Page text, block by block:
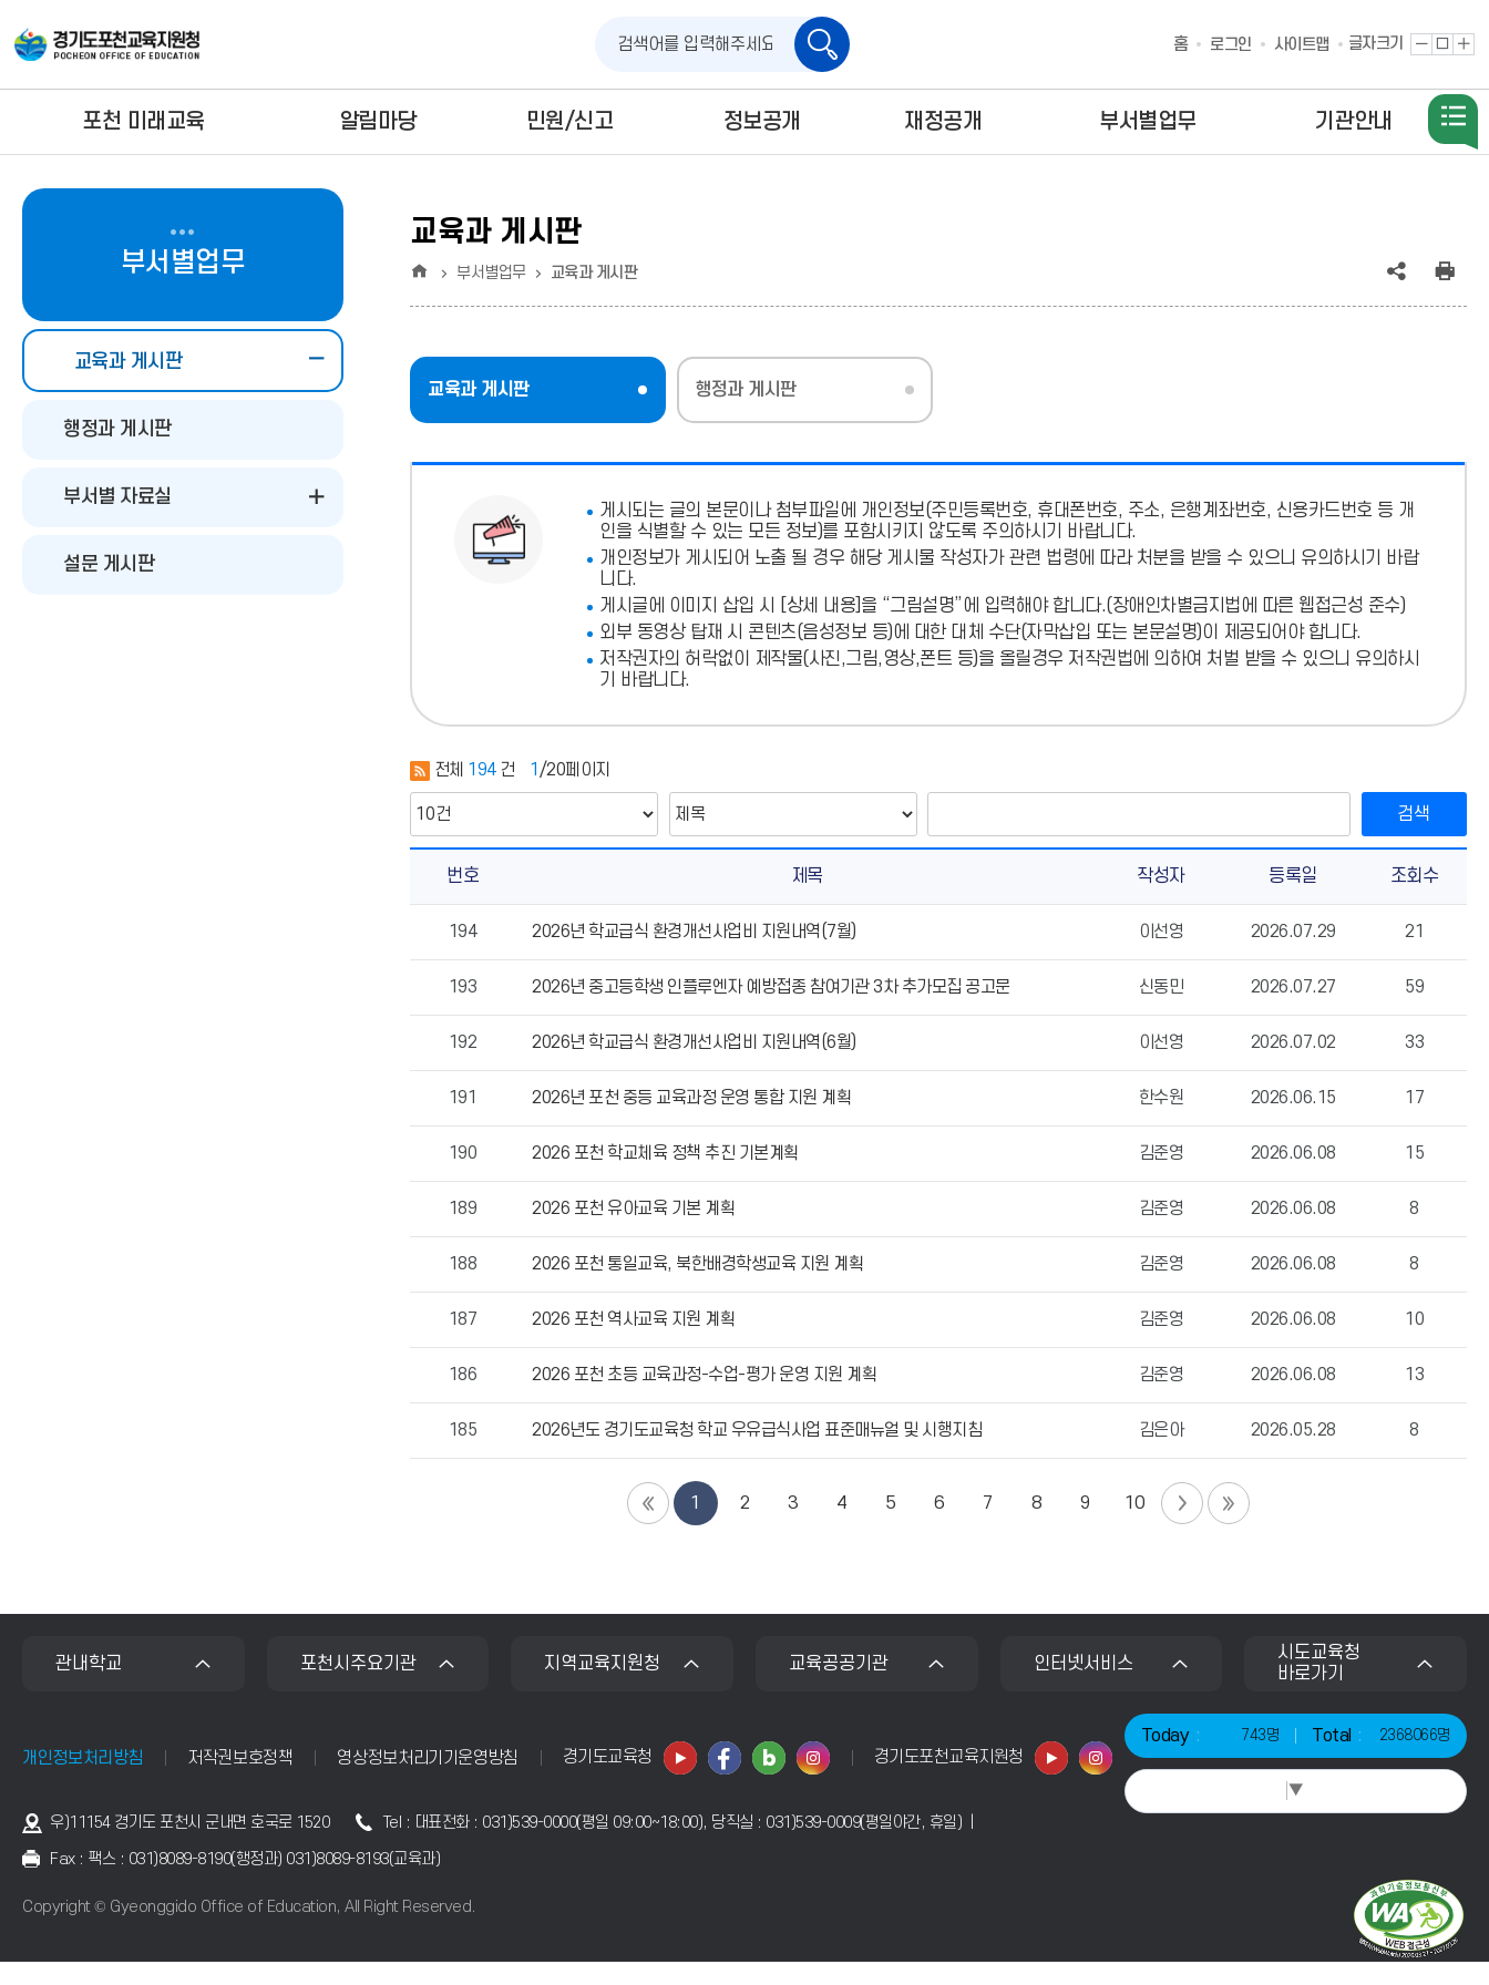
검
색
홈 로그인 사이트맵 글자크기
글
축
원
대
로
글
확
대
포천 미래교육 알림마당 민원/신고 정보공개 재정공개 부서별업무 기관안내
부서별업무
교육과 게시판
행정과 게시판
부서별 자료실
설문 게시판
교육과 게시판
홈 부서별업무 교육과 게시판
공
교육과 게시판 행정과 게시판
게시되는 글의 본문이나 첨부파일에 개인정보(주민등록번호, 휴대폰번호, 주소, 은행계좌번호, 신용카드번호 등 개
인을 식별할 수 있는 모든 정보)를 포함시키지 않도록 주의하시기 바랍니다.
개인정보가 게시되어 노출 될 경우 해당 게시물 작성자가 관련 법령에 따라 처분을 받을 수 있으니 유의하시기 바랍
니다.
게시글에 이미지 삽입 시 [상세 내용]을 “그림설명”에 입력해야 합니다.(장애인차별금지법에 따른 웹접근성 준수)
외부 동영상 탑재 시 콘텐츠(음성정보 등)에 대한 대체 수단(자막삽입 또는 본문설명)이 제공되어야 합니다.
저작권자의 허락없이 제작물(사진,그림,영상,폰트 등)을 올릴경우 저작권법에 의하여 처벌 받을 수 있으니 유의하시
기 바랍니다.
전체 194 건 1 /20페이지
검색
과
판
번
목,
록
정
확
다.
번호 제목 작성자 등록일 조회수
194 2026년 학교급식 환경개선사업비 지원내역(7월) 이선영 2026.07.29 21
193 2026년 중고등학생 인플루엔자 예방접종 참여기관 3차 추가모집 공고문 신동민 2026.07.27 59
192 2026년 학교급식 환경개선사업비 지원내역(6월) 이선영 2026.07.02 33
191 2026년 포천 중등 교육과정 운영 통합 지원 계획 한수원 2026.06.15 17
190 2026 포천 학교체육 정책 추진 기본계획 김준영 2026.06.08 15
189 2026 포천 유아교육 기본 계획 김준영 2026.06.08 8
188 2026 포천 통일교육, 북한배경학생교육 지원 계획 김준영 2026.06.08 8
187 2026 포천 역사교육 지원 계획 김준영 2026.06.08 10
186 2026 포천 초등 교육과정-수업-평가 운영 지원 계획 김준영 2026.06.08 13
185 2026년도 경기도교육청 학교 우유급식사업 표준매뉴얼 및 시행지침 김은아 2026.05.28 8
1 2 3 4 5 6 7 8 9 10
관내학교 포천시주요기관 지역교육지원청 교육공공기관 인터넷서비스
시도교육청
바로가기
개인정보처리방침 저작권보호정책 영상정보처리기기운영방침 경기도교육청 경기도포천교육지원청
우)11154 경기도 포천시 군내면 호국로 1520
Tel : 대표전화 : 031)539-0000(평일 09:00~18:00), 당직실 : 031)539-0009(평일야간, 휴일) |
Fax : 팩스 : 031)8089-8190(행정과) 031)8089-8193(교육과)
Today 743명 Total 2368066명
▼
Copyright © Gyeonggido Office of Education, All Right Reserved.